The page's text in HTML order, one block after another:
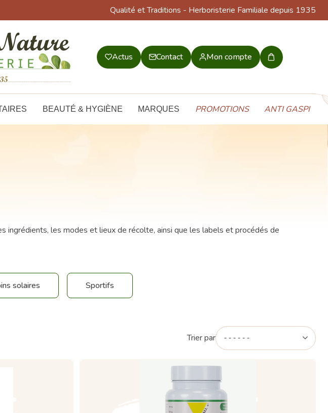
Qualité et Traditions - Herboristerie Familiale depuis 1935
Actus Contact Mon compte
Mon
BEAUTÉ & HYGIÈNE MARQUES PROMOTIONS ANTI GASPI
ingrédients, les modes et lieux de récolte, ainsi que les labels et procédés de
solaires Sportifs
Trier par